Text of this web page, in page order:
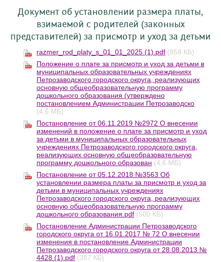
Документ об установлении размера платы,
взимаемой с родителей (законных
представителей) за присмотр и уход за детьми
razmer_rod_platy_s_01_01_2025 (1).pdf (858 КБ)
Положение о плате за присмотр и уход за детьми в
муниципальных образовательных учреждениях
Петрозаводского городского округа, реализующих
основную общеобразовательную программу
дошкольного образования (утверждено
постановлением Администрации Петрозаводско
(4,6 МБ)
Постановление от 06.11.2019 №2972 О внесении
изменений в положение о плате за присмотр и уход
за детьми в муниципальных образовательных
учреждениях Петрозаводского городского округа,
реализующих основную общеобразовательную
программу дошкольного образован (4,6 МБ)
Постановление от 05.12.2018 №3563 Об
установлении размера платы за присмотр и уход за
детьми в муниципальных учреждениях
Петрозаводского городского округа, реализующих
основную общеобразовательную программу
дошкольного образования.pdf (500 КБ)
Постановление Администрации Петрозаводского
городского округа от 16.01.2017 № 72 О внесении
изменения в постановление Администрации
Петрозаводского городского округа от 28.08.2013 №
4428 (1).pdf (387 КБ)